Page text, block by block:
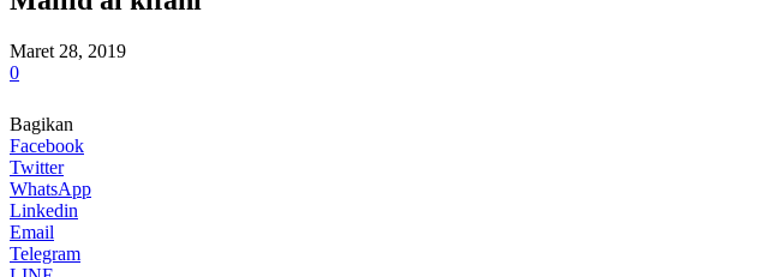
Maret 28, 2019
0
Bagikan
Facebook
Twitter
WhatsApp
Linkedin
Email
Telegram